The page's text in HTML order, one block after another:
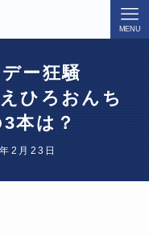
MENU
ー狂騒
ひろおんち
本は？
2月23日